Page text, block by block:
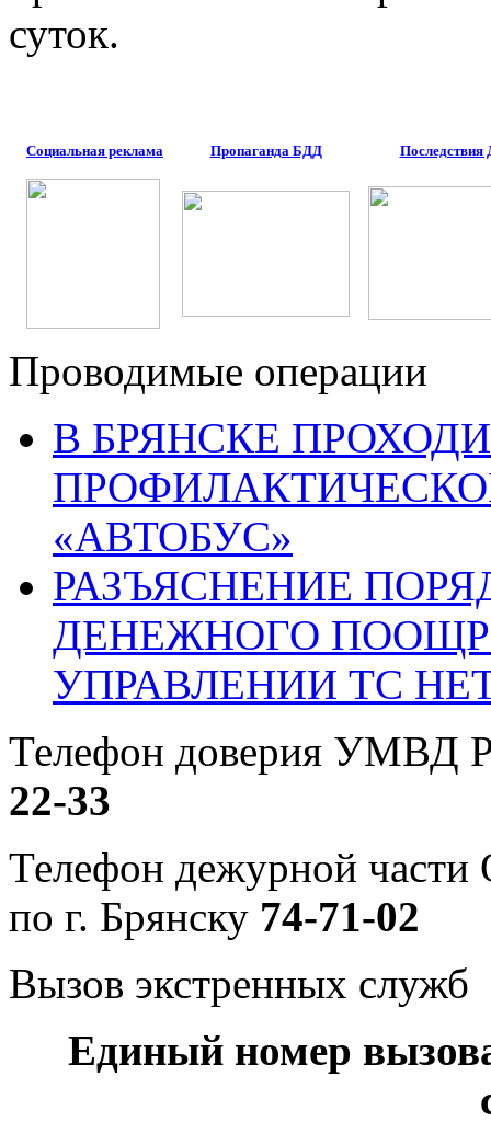
суток.
Социальная реклама Пропаганда БДД
Проводимые операции
В БРЯНСКЕ
«АВТОБУС»
РАЗЪЯСНЕНИЕ
ДЕНЕЖНОГО
УПРАВЛЕНИИ ТС
Телефон доверия УМВД
22-33
Телефон дежурной
по г. Брянску 74-71-02
Вызов экстренных служб
Единый номер